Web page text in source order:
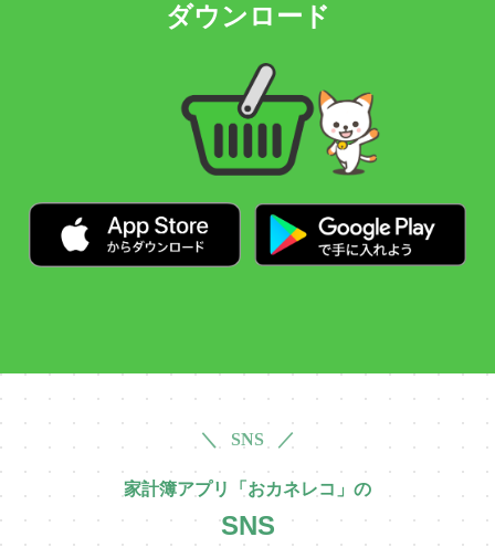
ダウンロード
＼ SNS ／
家計簿アプリ「おカネレコ」の
SNS